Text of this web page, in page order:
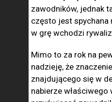
zawodników, jednak
często jest spychana
w grę wchodzi
Mimo to za rok na
nadzieję, że
znajdującego się w
nabierze właściwego